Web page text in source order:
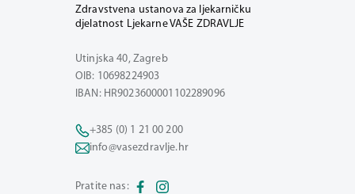
Zdravstvena ustanova za ljekarničku
djelatnost Ljekarne VAŠE ZDRAVLJE
Utinjska 40, Zagreb
OIB: 10698224903
IBAN: HR9023600001102289096
+385 (0) 1 21 00 200
info@vasezdravlje.hr
Pratite nas: